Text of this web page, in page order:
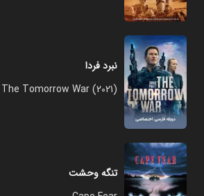
نبرد فردا
The Tomorrow War (2021)
تنگه وحشت